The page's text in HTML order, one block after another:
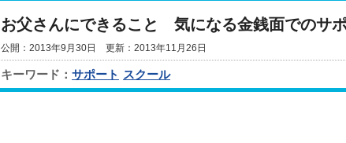
お父さんにできること 気になる金銭面でのサ
公開：2013年9月30日 更新：2013年11月26日
キーワード： サポート スクール